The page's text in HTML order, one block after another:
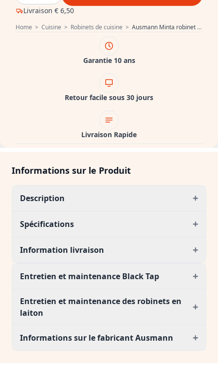
Home > Cuisine > Robinets de cuisine > Ausmann Minta robinet de cuisine noir mat avec bec pivotant 1208953747
Livraison € 6,50
Garantie 10 ans
Retour facile sous 30 jours
Livraison Rapide
Informations sur le Produit
Description +
Spécifications +
Information livraison +
Entretien et maintenance Black Tap +
Entretien et maintenance des robinets en
laiton
+
Informations sur le fabricant Ausmann +